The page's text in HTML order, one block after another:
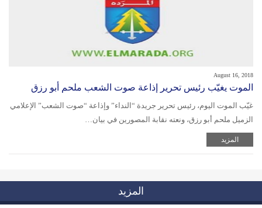
August 16, 2018
الموت يغيّب رئيس تحرير إذاعة صوت الشعب ملحم أبو رزق
غيّب الموت اليوم، رئيس تحرير جريدة “النداء” وإذاعة “صوت الشعب” الإعلامي
الزميل ملحم أبو رزق، ونعته نقابة المصورين في بيان…
المزيد
المزيد